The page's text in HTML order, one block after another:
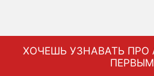
ХОЧЕШЬ УЗНАВАТЬ